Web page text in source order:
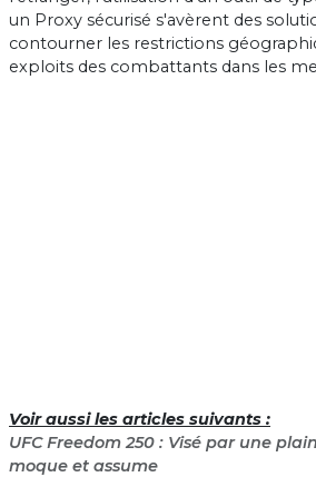
un Proxy sécurisé s'avèrent des
contourner les restrictions
exploits des combattants dans les
Voir aussi les articles suivants :
UFC Freedom 250 : Visé par une
moque et assume